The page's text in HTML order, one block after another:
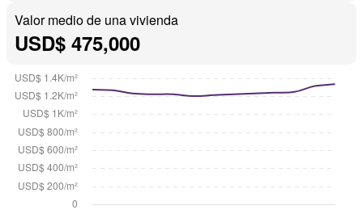
Valor medio de una vivienda
USD$ 475,000